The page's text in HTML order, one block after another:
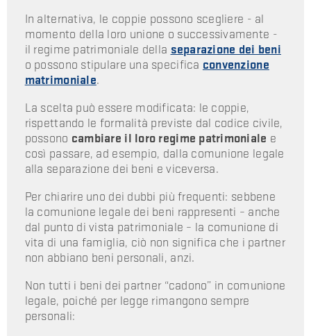
In alternativa, le coppie possono scegliere - al
momento della loro unione o successivamente -
il regime patrimoniale della separazione dei beni
o possono stipulare una specifica convenzione
matrimoniale.
La scelta può essere modificata: le coppie,
rispettando le formalità previste dal codice civile,
possono cambiare il loro regime patrimoniale e
così passare, ad esempio, dalla comunione legale
alla separazione dei beni e viceversa.
Per chiarire uno dei dubbi più frequenti: sebbene
la comunione legale dei beni rappresenti – anche
dal punto di vista patrimoniale – la comunione di
vita di una famiglia, ciò non significa che i partner
non abbiano beni personali, anzi.
Non tutti i beni dei partner “cadono” in comunione
legale, poiché per legge rimangono sempre
personali: